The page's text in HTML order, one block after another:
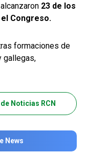
23 de los
Congreso.
formaciones de
gallegas,
Noticias RCN
News